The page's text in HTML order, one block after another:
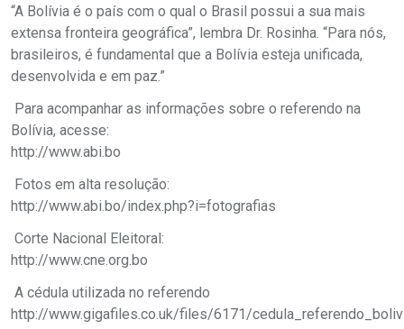
“A Bolívia é o país com o qual o Brasil possui a sua mais
extensa fronteira geográfica”, lembra Dr. Rosinha. “Para nós,
brasileiros, é fundamental que a Bolívia esteja unificada,
desenvolvida e em paz.”
 Para acompanhar as informações sobre o referendo na
Bolívia, acesse:
http://www.abi.bo
 Fotos em alta resolução:
http://www.abi.bo/index.php?i=fotografias
 Corte Nacional Eleitoral:
http://www.cne.org.bo
 A cédula utilizada no referendo
http://www.gigafiles.co.uk/files/6171/